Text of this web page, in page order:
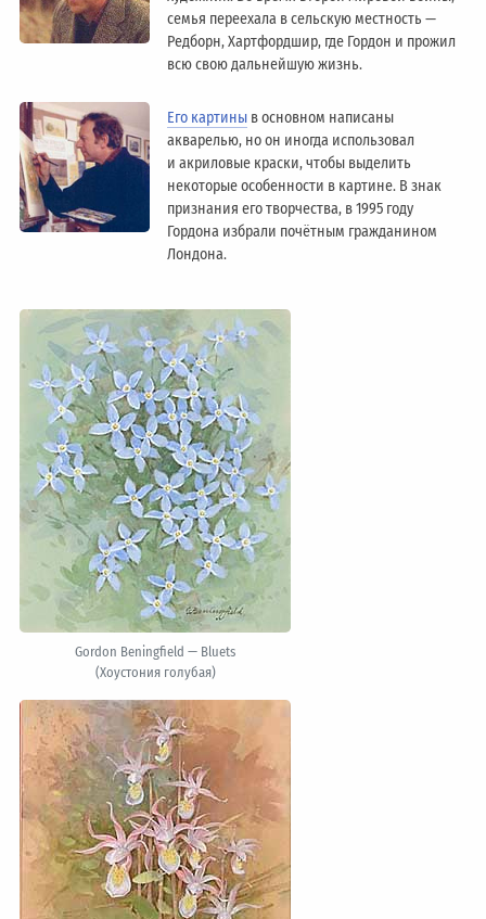
семья переехала в сельскую местность —
Редборн, Хартфордшир, где Гордон и прожил
всю свою дальнейшую жизнь.
Его картины в основном написаны
акварелью, но он иногда использовал
и акриловые краски, чтобы выделить
некоторые особенности в картине. В знак
признания его творчества, в 1995 году
Гордона избрали почётным гражданином
Лондонa.
Gordon Beningfield — Bluets
(Хоустония голубая)